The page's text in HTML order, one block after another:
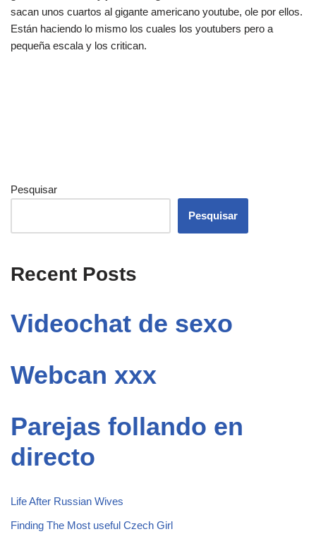
sacan unos cuartos al gigante americano youtube, ole por ellos.
Están haciendo lo mismo los cuales los youtubers pero a
pequeña escala y los critican.
Pesquisar
Pesquisar
Recent Posts
Videochat de sexo
Webcan xxx
Parejas follando en
directo
Life After Russian Wives
Finding The Most useful Czech Girl